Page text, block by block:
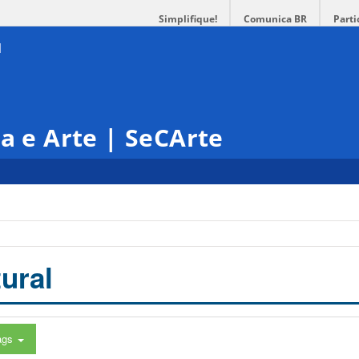
Simplifique! Comunica BR
e Arte | SeCArte